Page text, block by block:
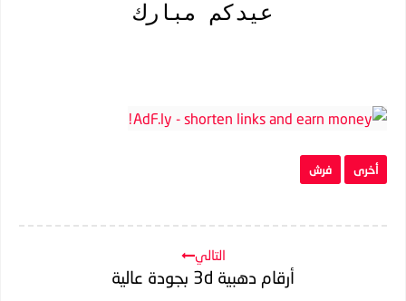
عيدكم مبارك
أخرى فرش
التالي
أرقام دهبية 3d بجودة عالية